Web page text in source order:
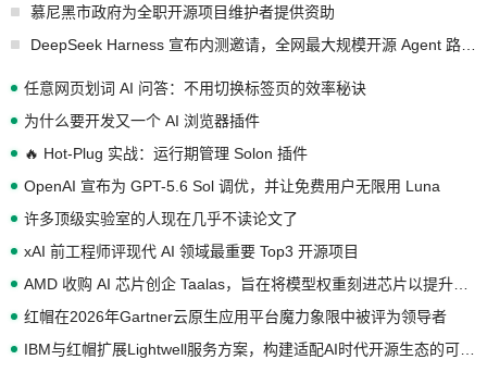
慕尼黑市政府为全职开源项目维护者提供资助
任意网页划词 AI 问答：不用切换标签页的效率秘诀
为什么要开发又一个 AI 浏览器插件
🔥 Hot-Plug 实战：运行期管理 Solon 插件
OpenAI 宣布为 GPT-5.6 Sol 调优，并让免费用户无限用 Luna
许多顶级实验室的人现在几乎不读论文了
xAI 前工程师评现代 AI 领域最重要 Top3 开源项目
红帽在2026年Gartner云原生应用平台魔力象限中被评为领导者